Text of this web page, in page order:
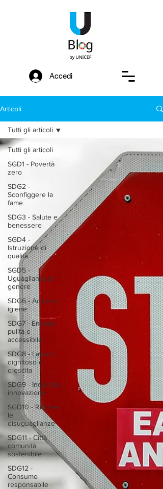
Accedi
Articoli
Tutti gli articoli
SGD1 - Povertà
zero
SDG2 -
Sconfiggere la
fame
SDG3 - Salute e
benessere
SGD4 -
Istruzione di
qualità
SGD5 -
Uguaglianza di
genere
SDG6 - Acqua e
igiene
SDG7 - Energia
pulita e
accessibile
SDG8 - Lavoro
dignitoso e
crescita
SDG9 - Industria,
innovazione
SGD10 - Ridurre
le
disuguaglianze
SDG11 - Città
comunità
sostenibile
SDG12 -
Consumo
responsabile
Tutti gli articoli